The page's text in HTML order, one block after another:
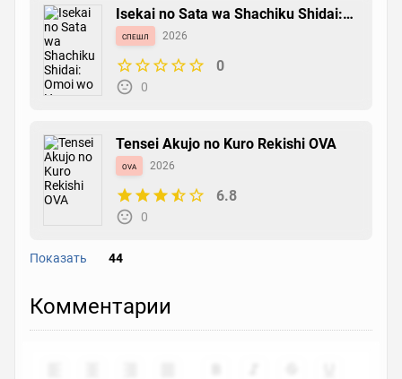
Isekai no Sata wa Shachiku Shidai:
Omoi wo Hasemashita
спешл 2026
0
0
Tensei Akujo no Kuro Rekishi OVA
ova 2026
6.8
0
Показать 44
Outaishi ni Dekiai sareru
tv сериал
Комментарии